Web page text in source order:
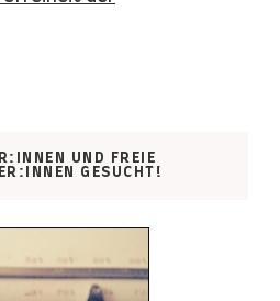
UND FREIE
GESUCHT!